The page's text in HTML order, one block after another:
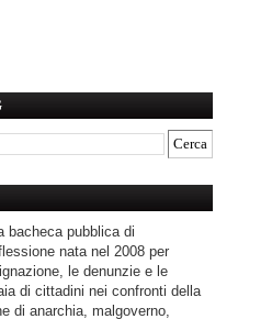
bacheca pubblica di
nata nel 2008 per
le denunzie e le
di cittadini nei confronti della
di anarchia, malgoverno,